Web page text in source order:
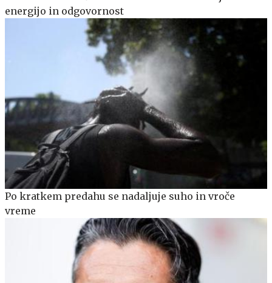
energijo in odgovornost
Po kratkem predahu se nadaljuje suho in vroče
vreme